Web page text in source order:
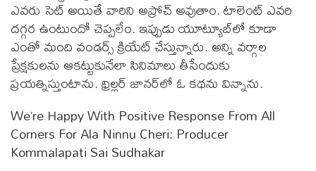
ఎవరు సెట్ అయితే వారిని అప్రోచ్ అవుతాం. టాలెంట్ ఎవరి
దగ్గర ఉంటుందో చెప్పలేం. ఇప్పుడు యూట్యూబ్‌లో కూడా
ఎంతో మంది వండర్స్ క్రియేట్ చేస్తున్నారు. అన్ని వర్గాల
ప్రేక్షకులను ఆకట్టుకునేలా సినిమాలు తీసేందుకు
ప్రయత్నిస్తుంటాను. థ్రిల్లర్ జానర్‌లో ఓ కథను విన్నాను.
We’re Happy With Positive Response From All
Corners For Ala Ninnu Cheri: Producer
Kommalapati Sai Sudhakar